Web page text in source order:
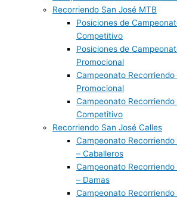
Recorriendo San José MTB
Posiciones de
Competitivo
Posiciones de
Promocional
Campeonato Recorriendo
Promocional
Campeonato Recorriendo
Competitivo
Recorriendo San José Calles
Campeonato
– Caballeros
Campeonato
– Damas
Campeonato